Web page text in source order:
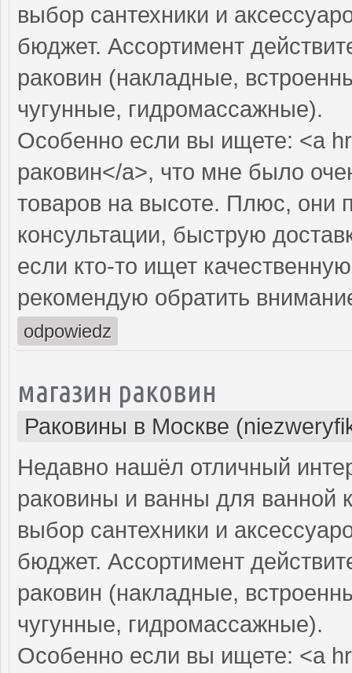
выбор сантехники и
бюджет. Ассортимент
раковин (накладные,
чугунные, гидромассажные).
Особенно если вы ищете: <a
раковин</a>, что мне было
товаров на высоте. Плюс, они
консультации, быструю
если кто-то ищет
рекомендую обратить
odpowiedz
магазин раковин
Раковины в Москве
Недавно нашёл отличный
раковины и ванны для ванной
выбор сантехники и
бюджет. Ассортимент
раковин (накладные,
чугунные, гидромассажные).
Особенно если вы ищете: <a